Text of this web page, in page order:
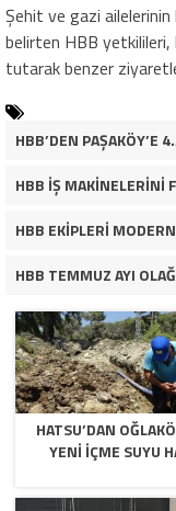
Şehit ve gazi ailelerinin
belirten HBB yetkilileri,
tutarak benzer
HBB’DEN PAŞAKÖY’E
HBB İŞ MAKİNELERİNİ
HBB EKİPLERİ
HBB TEMMUZ AYI
HATSU’DAN
YENİ İÇME SUYU